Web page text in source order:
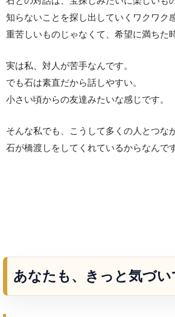
知らないことを探し出していくワクワク感
重苦しいものじゃなくて、希望に満ちた
実は私、対人が苦手なんです。
でも石は素直だから話しやすい。
小さい頃からの友達みたいな感じです。
そんな私でも、こうして多くの人とつな
石が橋渡しをしてくれているからなんです
あなたも、きっと気づ